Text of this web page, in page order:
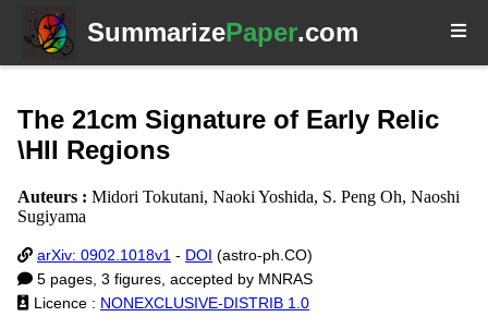
SummarizePaper.com
The 21cm Signature of Early Relic
\HII Regions
Auteurs : Midori Tokutani, Naoki Yoshida, S. Peng Oh, Naoshi
Sugiyama
arXiv: 0902.1018v1 - DOI (astro-ph.CO)
5 pages, 3 figures, accepted by MNRAS
Licence : NONEXCLUSIVE-DISTRIB 1.0